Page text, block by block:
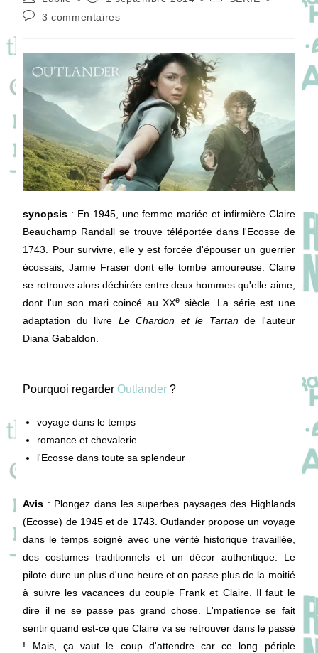
de
la
Commentaires
publication :
3 commentaires
synopsis : En 1945, une femme mariée et infirmière Claire
Beauchamp Randall se trouve téléportée dans l'Ecosse de
1743. Pour survivre, elle y est forcée d'épouser un guerrier
écossais, Jamie Fraser dont elle tombe amoureuse. Claire
se retrouve alors déchirée entre deux hommes qu'elle aime,
dont l'un son mari coincé auXXe siècle. La série est une
adaptation du livre Le Chardon et le Tartande l'auteur
Diana Gabaldon.
Pourquoi regarder Outlander ?
voyage dans le temps
romance et chevalerie
l'Ecosse dans toute sa splendeur
Avis : Plongez dans les superbes paysages des Highlands
(Ecosse) de 1945 et de 1743. Outlander propose un voyage
dans le temps soigné avec une vérité historique travaillée,
des costumes traditionnels et un décor authentique. Le
pilote dure un plus d'une heure et on passe plus de la moitié
à suivre les vacances du couple Frank et Claire. Il faut le
dire il ne se passe pas grand chose. L'mpatience se fait
sentir quand est-ce que Claire va se retrouver dans le passé
! Mais, ça vaut le coup d'attendre car ce long périple